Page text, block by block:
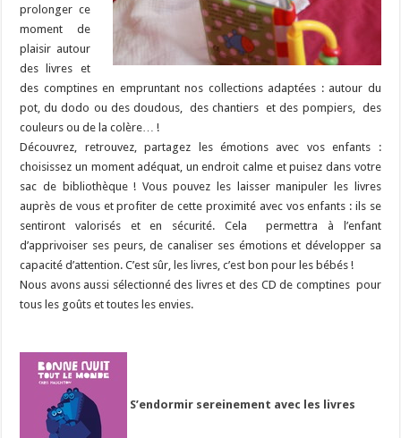
prolonger ce
moment de
plaisir autour
des livres et
des comptines en empruntant nos collections adaptées : autour du
pot, du dodo ou des doudous, des chantiers et des pompiers, des
couleurs ou de la colère… !
Découvrez, retrouvez, partagez les émotions avec vos enfants :
choisissez un moment adéquat, un endroit calme et puisez dans votre
sac de bibliothèque ! Vous pouvez les laisser manipuler les livres
auprès de vous et profiter de cette proximité avec vos enfants : ils se
sentiront valorisés et en sécurité. Cela permettra à l’enfant
d’apprivoiser ses peurs, de canaliser ses émotions et développer sa
capacité d’attention. C’est sûr, les livres, c’est bon pour les bébés !
Nous avons aussi sélectionné des livres et des CD de comptines pour
tous les goûts et toutes les envies.
S’endormir sereinement avec les livres